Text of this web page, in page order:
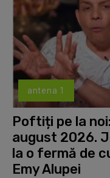
antena 1
Poftiți pe la
august 2026.
la o fermă de
Emy Alupei